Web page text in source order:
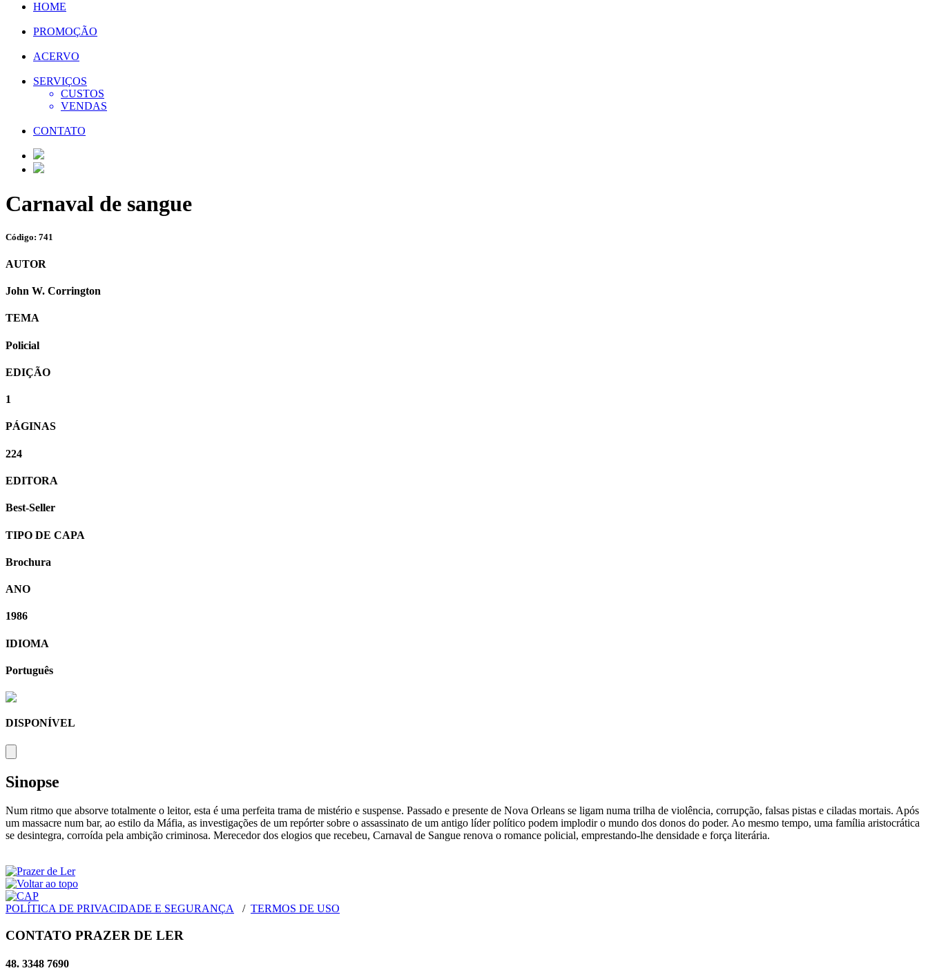
HOME
PROMOÇÃO
ACERVO
SERVIÇOS
CUSTOS
VENDAS
CONTATO
Carnaval de sangue
Código: 741
AUTOR
John W. Corrington
TEMA
Policial
EDIÇÃO
1
PÁGINAS
224
EDITORA
Best-Seller
TIPO DE CAPA
Brochura
ANO
1986
IDIOMA
Português
DISPONÍVEL
Sinopse
Num ritmo que absorve totalmente o leitor, esta é uma perfeita trama de mistério e suspense. Passado e presente de Nova Orleans se ligam numa trilha de violência, corrupção, falsas pistas e ciladas mortais. Após
um massacre num bar, ao estilo da Máfia, as investigações de um repórter sobre o assassinato de um antigo líder político podem implodir o mundo dos donos do poder. Ao mesmo tempo, uma família aristocrática
se desintegra, corroída pela ambição criminosa. Merecedor dos elogios que recebeu, Carnaval de Sangue renova o romance policial, emprestando-lhe densidade e força literária.
POLÍTICA DE PRIVACIDADE E SEGURANÇA / TERMOS DE USO
CONTATO PRAZER DE LER
48. 3348 7690